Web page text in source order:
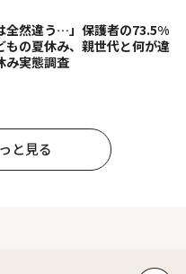
全然違う…」保護者の73.5%
もの夏休み、親世代と何が違
み実態調査
と見る